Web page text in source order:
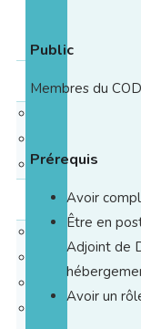
Webinaires en
Blog
Nos inters
Témoignages
Webinaires
Public
Membres du
Prérequis
Avoir
Être en
Adjoint de
Avoir un